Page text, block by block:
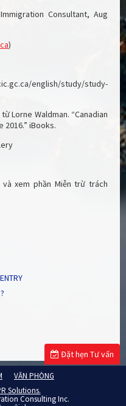
Consultant, Aug
)
english/study/study-
Lorne Waldman. “Canadian
iBooks.
xem phần Miễn trừ trách
Đặt hẹn Tư vấn
VĂN PHÒNG
Solutions.
Consulting Inc.